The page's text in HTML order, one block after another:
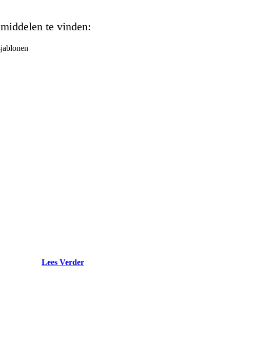
te vinden:
Lees Verder